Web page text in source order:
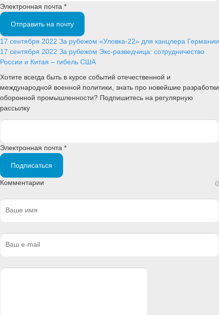
Электронная почта *
Отправить на почту
17 сентября 2022 За рубежом «Уловка-22» для канцлера Германии
17 сентября 2022 За рубежом Экс-разведчица: сотрудничество
России и Китая – гибель США
Хотите всегда быть в курсе событий отечественной и
международной военной политики, знать про новейшие разработки
оборонной промышленности? Подпишитесь на регулярную
рассылку
Электронная почта *
Подписаться
Комментарии 0